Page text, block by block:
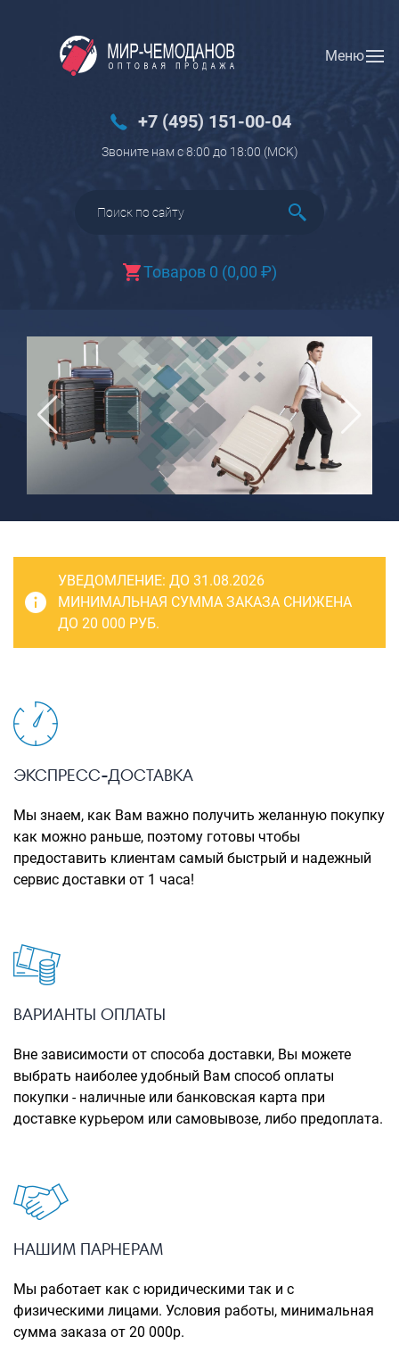
Меню
+7 (495) 151-00-04
Звоните нам с 8:00 до 18:00 (МCK)
Товаров 0 (0,00 ₽)
Вход Регистрация
Багаж
Чемоданы
Чемоданы детские
Пилоты на колесах
чемоданов
Бьюти-кейсы
САКВОЯЖИ
РАСПРОДАЖА
Сумки
Сумки колесные
Сумки спортивные
Сумки деловые
Сумки поясные
Сумки пляжные
Рюкзаки городские
Рюкзаки школьные
Рюкзаки подростковые
Рюкзаки для охоты-рыбалки
Рюкзаки на колесах
ШОППЕРЫ
Кейсы и планшеты
Аксессуары
Мешки для обуви
Пеналы для школы
УВЕДОМЛЕНИЕ: ДО 31.08.2026
МИНИМАЛЬНАЯ СУММА ЗАКАЗА СНИЖЕНА
ДО 20 000 РУБ.
ЭКСПРЕСС-ДОСТАВКА
Мы знаем, как Вам важно получить желанную покупку
как можно раньше, поэтому готовы чтобы
предоставить клиентам самый быстрый и надежный
сервис доставки от 1 часа!
ВАРИАНТЫ ОПЛАТЫ
Вне зависимости от способа доставки, Вы можете
выбрать наиболее удобный Вам способ оплаты
покупки - наличные или банковская карта при
доставке курьером или самовывозе, либо предоплата.
НАШИМ ПАРНЕРАМ
Мы работает как с юридическими так и с
физическими лицами. Условия работы, минимальная
сумма заказа от 20 000р.